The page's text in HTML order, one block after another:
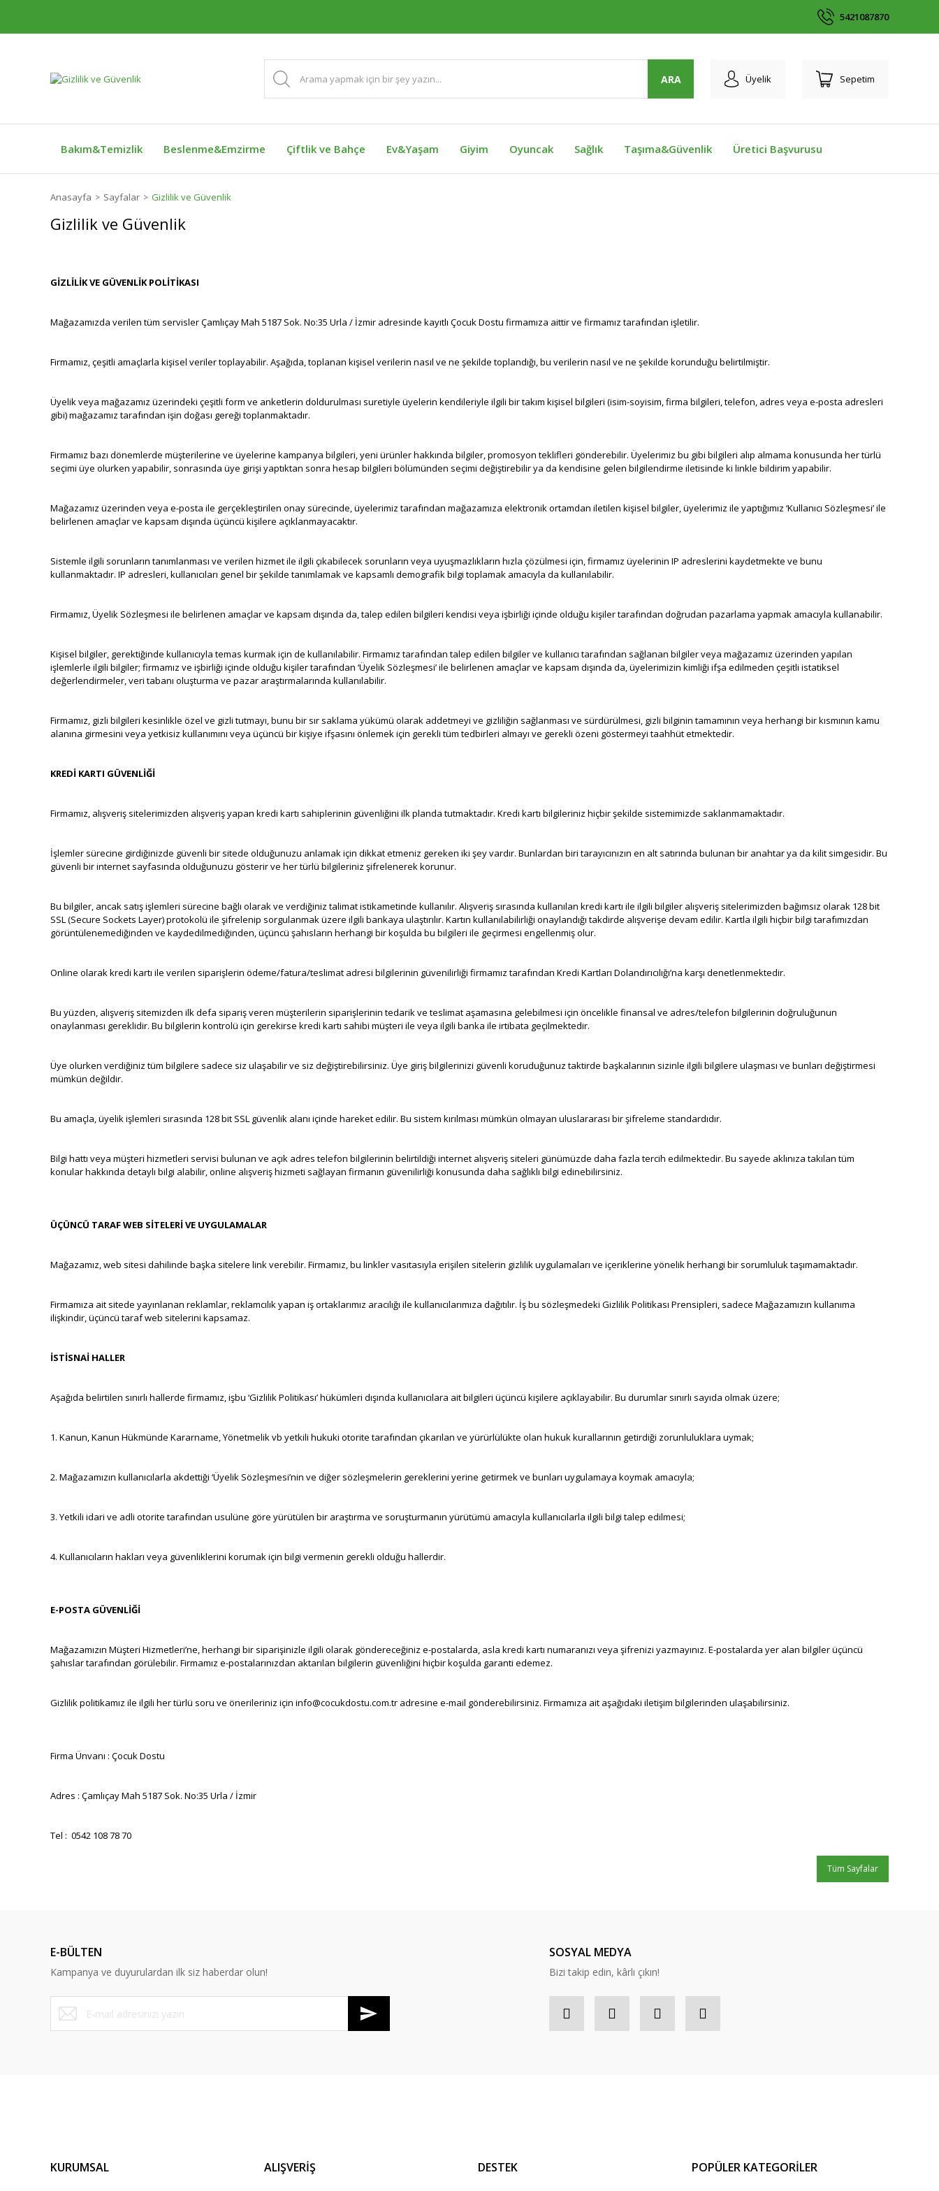
5421087870
ARA Üyelik Sepetim
Bakım&Temizlik Beslenme&Emzirme Çiftlik ve Bahçe Ev&Yaşam Giyim Oyuncak Sağlık Taşıma&Güvenlik Üretici Başvurusu
Anasayfa Sayfalar Gizlilik ve Güvenlik
Gizlilik ve Güvenlik
GİZLİLİK VE GÜVENLİK POLİTİKASI
Mağazamızda verilen tüm servisler Çamlıçay Mah 5187 Sok. No:35 Urla / İzmir adresinde kayıtlı Çocuk Dostu firmamıza aittir ve firmamız tarafından işletilir.
Firmamız, çeşitli amaçlarla kişisel veriler toplayabilir. Aşağıda, toplanan kişisel verilerin nasıl ve ne şekilde toplandığı, bu verilerin nasıl ve ne şekilde korunduğu belirtilmiştir.
Üyelik veya mağazamız üzerindeki çeşitli form ve anketlerin doldurulması suretiyle üyelerin kendileriyle ilgili bir takım kişisel bilgileri (isim-soyisim, firma bilgileri, telefon, adres veya e-posta adresleri
gibi) mağazamız tarafından işin doğası gereği toplanmaktadır.
Firmamız bazı dönemlerde müşterilerine ve üyelerine kampanya bilgileri, yeni ürünler hakkında bilgiler, promosyon teklifleri gönderebilir. Üyelerimiz bu gibi bilgileri alıp almama konusunda her türlü
seçimi üye olurken yapabilir, sonrasında üye girişi yaptıktan sonra hesap bilgileri bölümünden seçimi değiştirebilir ya da kendisine gelen bilgilendirme iletisinde ki linkle bildirim yapabilir.
Mağazamız üzerinden veya e-posta ile gerçekleştirilen onay sürecinde, üyelerimiz tarafından mağazamıza elektronik ortamdan iletilen kişisel bilgiler, üyelerimiz ile yaptığımız ‘Kullanıcı Sözleşmesi’ ile
belirlenen amaçlar ve kapsam dışında üçüncü kişilere açıklanmayacaktır.
Sistemle ilgili sorunların tanımlanması ve verilen hizmet ile ilgili çıkabilecek sorunların veya uyuşmazlıkların hızla çözülmesi için, firmamız üyelerinin IP adreslerini kaydetmekte ve bunu
kullanmaktadır. IP adresleri, kullanıcıları genel bir şekilde tanımlamak ve kapsamlı demografik bilgi toplamak amacıyla da kullanılabilir.
Firmamız, Üyelik Sözleşmesi ile belirlenen amaçlar ve kapsam dışında da, talep edilen bilgileri kendisi veya işbirliği içinde olduğu kişiler tarafından doğrudan pazarlama yapmak amacıyla kullanabilir.
Kişisel bilgiler, gerektiğinde kullanıcıyla temas kurmak için de kullanılabilir. Firmamız tarafından talep edilen bilgiler ve kullanıcı tarafından sağlanan bilgiler veya mağazamız üzerinden yapılan
işlemlerle ilgili bilgiler; firmamız ve işbirliği içinde olduğu kişiler tarafından ‘Üyelik Sözleşmesi’ ile belirlenen amaçlar ve kapsam dışında da, üyelerimizin kimliği ifşa edilmeden çeşitli istatiksel
değerlendirmeler, veri tabanı oluşturma ve pazar araştırmalarında kullanılabilir.
Firmamız, gizli bilgileri kesinlikle özel ve gizli tutmayı, bunu bir sır saklama yükümü olarak addetmeyi ve gizliliğin sağlanması ve sürdürülmesi, gizli bilginin tamamının veya herhangi bir kısmının kamu
alanına girmesini veya yetkisiz kullanımını veya üçüncü bir kişiye ifşasını önlemek için gerekli tüm tedbirleri almayı ve gerekli özeni göstermeyi taahhüt etmektedir.
KREDİ KARTI GÜVENLİĞİ
Firmamız, alışveriş sitelerimizden alışveriş yapan kredi kartı sahiplerinin güvenliğini ilk planda tutmaktadır. Kredi kartı bilgileriniz hiçbir şekilde sistemimizde saklanmamaktadır.
İşlemler sürecine girdiğinizde güvenli bir sitede olduğunuzu anlamak için dikkat etmeniz gereken iki şey vardır. Bunlardan biri tarayıcınızın en alt satırında bulunan bir anahtar ya da kilit simgesidir. Bu
güvenli bir internet sayfasında olduğunuzu gösterir ve her türlü bilgileriniz şifrelenerek korunur.
Bu bilgiler, ancak satış işlemleri sürecine bağlı olarak ve verdiğiniz talimat istikametinde kullanılır. Alışveriş sırasında kullanılan kredi kartı ile ilgili bilgiler alışveriş sitelerimizden bağımsız olarak 128 bit
SSL (Secure Sockets Layer) protokolü ile şifrelenip sorgulanmak üzere ilgili bankaya ulaştırılır. Kartın kullanılabilirliği onaylandığı takdirde alışverişe devam edilir. Kartla ilgili hiçbir bilgi tarafımızdan
görüntülenemediğinden ve kaydedilmediğinden, üçüncü şahısların herhangi bir koşulda bu bilgileri ile geçirmesi engellenmiş olur.
Online olarak kredi kartı ile verilen siparişlerin ödeme/fatura/teslimat adresi bilgilerinin güvenilirliği firmamız tarafından Kredi Kartları Dolandırıcılığı’na karşı denetlenmektedir.
Bu yüzden, alışveriş sitemizden ilk defa sipariş veren müşterilerin siparişlerinin tedarik ve teslimat aşamasına gelebilmesi için öncelikle finansal ve adres/telefon bilgilerinin doğruluğunun
onaylanması gereklidir. Bu bilgilerin kontrolü için gerekirse kredi kartı sahibi müşteri ile veya ilgili banka ile irtibata geçilmektedir.
Üye olurken verdiğiniz tüm bilgilere sadece siz ulaşabilir ve siz değiştirebilirsiniz. Üye giriş bilgilerinizi güvenli koruduğunuz taktirde başkalarının sizinle ilgili bilgilere ulaşması ve bunları değiştirmesi
mümkün değildir.
Bu amaçla, üyelik işlemleri sırasında 128 bit SSL güvenlik alanı içinde hareket edilir. Bu sistem kırılması mümkün olmayan uluslararası bir şifreleme standardıdır.
Bilgi hattı veya müşteri hizmetleri servisi bulunan ve açık adres telefon bilgilerinin belirtildiği internet alışveriş siteleri günümüzde daha fazla tercih edilmektedir. Bu sayede aklınıza takılan tüm
konular hakkında detaylı bilgi alabilir, online alışveriş hizmeti sağlayan firmanın güvenilirliği konusunda daha sağlıklı bilgi edinebilirsiniz.
ÜÇÜNCÜ TARAF WEB SİTELERİ VE UYGULAMALAR
Mağazamız, web sitesi dahilinde başka sitelere link verebilir. Firmamız, bu linkler vasıtasıyla erişilen sitelerin gizlilik uygulamaları ve içeriklerine yönelik herhangi bir sorumluluk taşımamaktadır.
Firmamıza ait sitede yayınlanan reklamlar, reklamcılık yapan iş ortaklarımız aracılığı ile kullanıcılarımıza dağıtılır. İş bu sözleşmedeki Gizlilik Politikası Prensipleri, sadece Mağazamızın kullanıma
ilişkindir, üçüncü taraf web sitelerini kapsamaz.
İSTİSNAİ HALLER
Aşağıda belirtilen sınırlı hallerde firmamız, işbu ‘Gizlilik Politikası’ hükümleri dışında kullanıcılara ait bilgileri üçüncü kişilere açıklayabilir. Bu durumlar sınırlı sayıda olmak üzere;
1. Kanun, Kanun Hükmünde Kararname, Yönetmelik vb yetkili hukuki otorite tarafından çıkarılan ve yürürlülükte olan hukuk kurallarının getirdiği zorunluluklara uymak;
2. Mağazamızın kullanıcılarla akdettiği ‘Üyelik Sözleşmesi’nin ve diğer sözleşmelerin gereklerini yerine getirmek ve bunları uygulamaya koymak amacıyla;
3. Yetkili idari ve adli otorite tarafından usulüne göre yürütülen bir araştırma ve soruşturmanın yürütümü amacıyla kullanıcılarla ilgili bilgi talep edilmesi;
4. Kullanıcıların hakları veya güvenliklerini korumak için bilgi vermenin gerekli olduğu hallerdir.
E-POSTA GÜVENLİĞİ
Mağazamızın Müşteri Hizmetleri’ne, herhangi bir siparişinizle ilgili olarak göndereceğiniz e-postalarda, asla kredi kartı numaranızı veya şifrenizi yazmayınız. E-postalarda yer alan bilgiler üçüncü
şahıslar tarafından görülebilir. Firmamız e-postalarınızdan aktarılan bilgilerin güvenliğini hiçbir koşulda garanti edemez.
Gizlilik politikamız ile ilgili her türlü soru ve önerileriniz için info@cocukdostu.com.tr adresine e-mail gönderebilirsiniz. Firmamıza ait aşağıdaki iletişim bilgilerinden ulaşabilirsiniz.
Firma Ünvanı : Çocuk Dostu
Adres : Çamlıçay Mah 5187 Sok. No:35 Urla / İzmir
Tel : 0542 108 78 70
Tüm Sayfalar
E-BÜLTEN
Kampanya ve duyurulardan ilk siz haberdar olun!
SOSYAL MEDYA
Bizi takip edin, kârlı çıkın!
KURUMSAL ALIŞVERİŞ DESTEK POPÜLER KATEGORİLER